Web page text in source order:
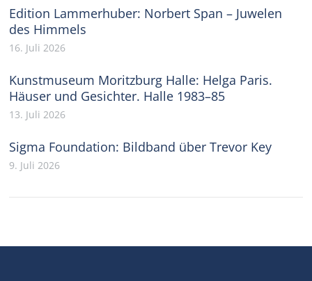
Edition Lammerhuber: Norbert Span – Juwelen
des Himmels
16. Juli 2026
Kunstmuseum Moritzburg Halle: Helga Paris.
Häuser und Gesichter. Halle 1983–85
13. Juli 2026
Sigma Foundation: Bildband über Trevor Key
9. Juli 2026